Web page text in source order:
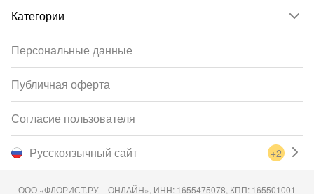
Категории
Русскоязычный сайт +2
Персональные данные
Публичная оферта
Согласие пользователя
ООО «ФЛОРИСТ.РУ – ОНЛАЙН», ИНН: 1655475078, КПП: 165501001